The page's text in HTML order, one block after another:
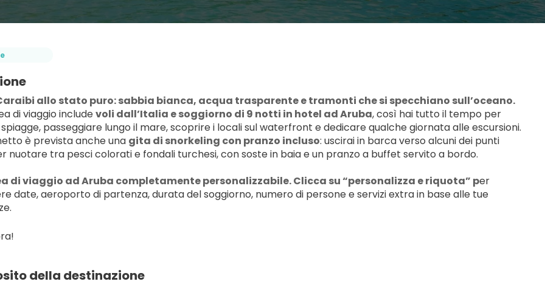
allo stato puro: sabbia bianca, acqua trasparente e tramonti che si specchiano sull’oceano.
di viaggio include voli dall’Italia e soggiorno di 9 notti in hotel ad Aruba, così hai tutto il tempo per
passeggiare lungo il mare, scoprire i locali sul waterfront e dedicare qualche giornata alle escursioni.
è prevista anche una gita di snorkeling con pranzo incluso: uscirai in barca verso alcuni dei punti
nuotare tra pesci colorati e fondali turchesi, con soste in baia e un pranzo a buffet servito a bordo.
di viaggio ad Aruba completamente personalizzabile. Clicca su “personalizza e riquota” per
date, aeroporto di partenza, durata del soggiorno, numero di persone e servizi extra in base alle tue
della destinazione